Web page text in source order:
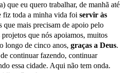
que eu quero trabalhar, de manhã até
fiz toda a minha vida foi servir às
que mais precisam de apoio pelo
que nós apoiamos, muitos
longo de cinco anos, graças a Deus.
continuar fazendo, continuar
essa cidade. Aqui não tem onda.